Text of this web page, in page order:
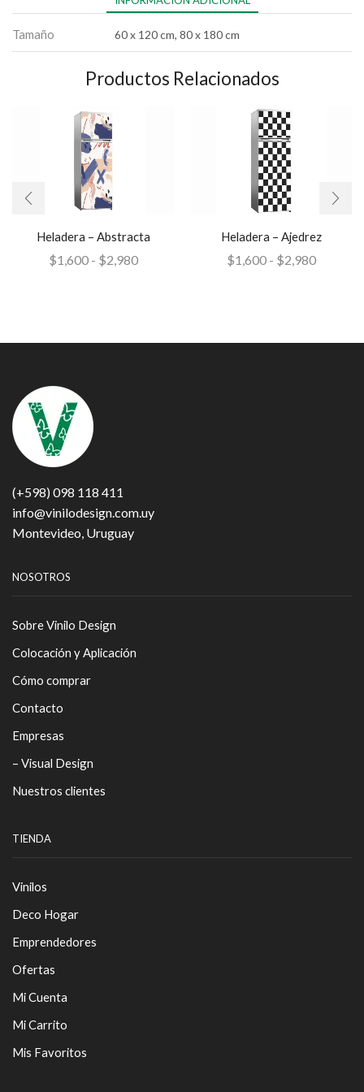
Tamaño 60 x 120 cm, 80 x 180 cm
Productos Relacionados
Heladera – Abstracta
$1,600 - $2,980
Heladera – Ajedrez
$1,600 - $2,980
(+598) 098 118 411
info@vinilodesign.com.uy
Montevideo, Uruguay
NOSOTROS
Sobre Vinilo Design
Colocación y Aplicación
Cómo comprar
Contacto
Empresas
– Visual Design
Nuestros clientes
TIENDA
Vinilos
Deco Hogar
Emprendedores
Ofertas
Mi Cuenta
Mi Carrito
Mis Favoritos